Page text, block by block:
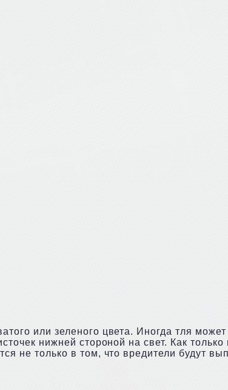
или зеленого цвета. Иногда тля
нижней стороной на свет. Как только
не только в том, что вредители будут